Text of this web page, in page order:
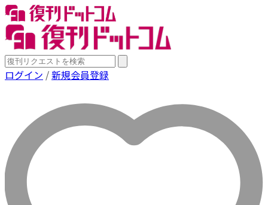
ログイン /新規会員登録